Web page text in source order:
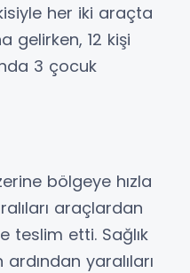
her iki araçta
gelirken, 12 kişi
3 çocuk
bölgeye hızla
araçlardan
teslim etti. Sağlık
yaralıları